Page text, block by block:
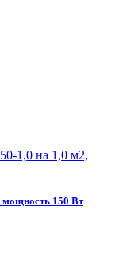
мощность 150 Вт